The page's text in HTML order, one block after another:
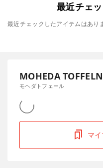
最近チェ
最近チェックしたアイテムはあり
MOHEDA TOFFELN
モヘダトフェール
マ